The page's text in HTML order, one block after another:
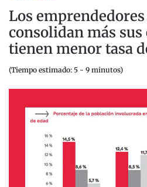
Los
consolidan más sus
tienen menor tasa
(Tiempo estimado: 5 - 9 minutos)